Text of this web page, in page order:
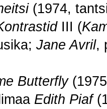
(1974,
III (
Jane Avril,
Butterfly
Edith Piaf